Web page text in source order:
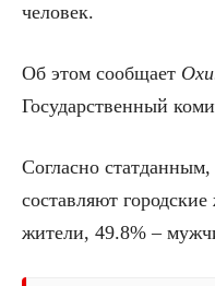
человек.
Об этом сообщает
Государственный
Согласно
составляют
жители, 49.8% –